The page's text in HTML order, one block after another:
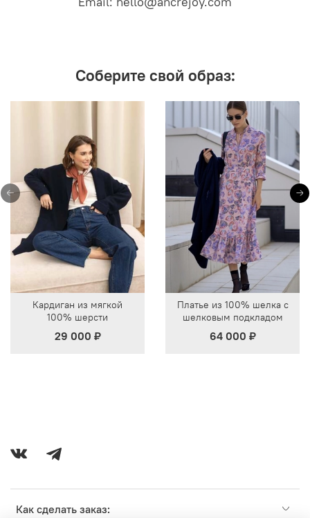
Соберите свой образ:
Кардиган из мягкой
100% шерсти
29 000 ₽
Платье из 100% шелка с
шелковым подкладом
64 000 ₽
Как сделать заказ: